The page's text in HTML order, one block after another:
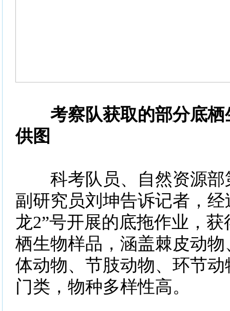
考察队获取的部分底栖
供图
科考队员、自然资源部
副研究员刘坤告诉记者，
龙2”号开展的底拖作业，获
栖生物样品，涵盖棘皮动
体动物、节肢动物、环节
门类，物种多样性高。